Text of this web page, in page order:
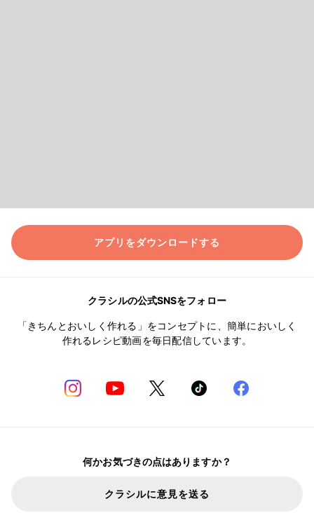
アプリをダウンロードする
クラシルの公式SNSをフォロー
「きちんとおいしく作れる」をコンセプトに、簡単においしく
作れるレシピ動画を毎日配信しています。
何かお気づきの点はありますか？
クラシルに意見を送る